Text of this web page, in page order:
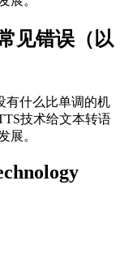
见错误（以
有什么比单调的机
技术给文本转语
展。